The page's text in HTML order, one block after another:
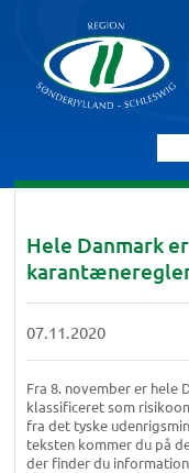
Hele Danmark
07.11.2020
Fra 8. november er hele
klassificeret som
fra det tyske
teksten kommer du på
der finder du